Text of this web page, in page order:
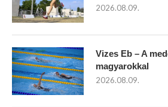
2026.08.09.
Vizes Eb – A
magyarokkal
2026.08.09.